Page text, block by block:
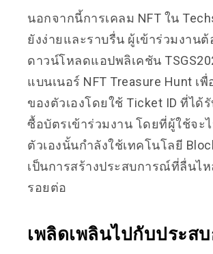
นอกจากนี้การเคลม NFT ใน
ยังง่ายและราบรื่น ผู้เข้าร่วมงานต้
ดาวน์โหลดแอปพลิเคชัน
แบนเนอร์ NFT Treasure Hunt เพื่
ของตัวเองโดยใช้ Ticket ID ที่ได้
ซื้อบัตรเข้าร่วมงาน โดยที่ผู้ใช้จะ
ตัวเองนั้นกำลังใช้เทคโนโลยี
เป็นการสร้างประสบการณ์ที่ลื่นไห
รอยต่อ
เพลิดเพลินไปกับประส